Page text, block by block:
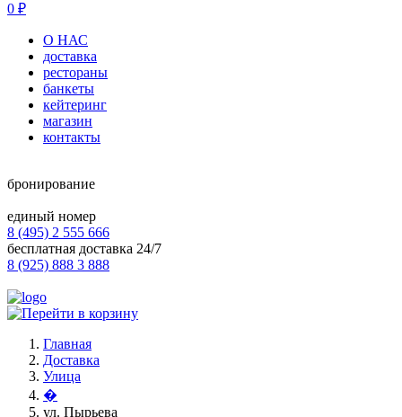
0 ₽
О НАС
доставка
рестораны
банкеты
кейтеринг
магазин
контакты
бронирование
единый номер
8 (495) 2 555 666
бесплатная доставка 24/7
8 (925) 888 3 888
Главная
Доставка
Улица
�
ул. Пырьева